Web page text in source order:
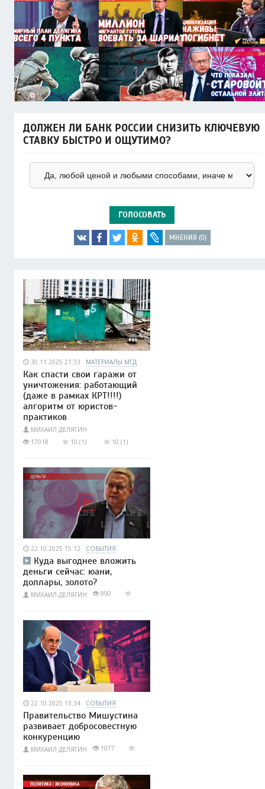
ДОЛЖЕН ЛИ БАНК РОССИИ СНИЗИТЬ КЛЮЧЕВУЮ
СТАВКУ БЫСТРО И ОЩУТИМО?
ГОЛОСОВАТЬ
МНЕНИЯ (0)
30.11.2025 21:33 МАТЕРИАЛЫ МГД
Как спасти свои гаражи от
уничтожения: работающий
(даже в рамках КРТ!!!!)
алгоритм от юристов-
практиков
МИХАИЛ ДЕЛЯГИН
17018
10 (1) 10 (1)
22.10.2025 15:12 СОБЫТИЯ
Куда выгоднее вложить
деньги сейчас: юани,
доллары, золото?
МИХАИЛ ДЕЛЯГИН 990
22.10.2025 13:34 СОБЫТИЯ
Правительство Мишустина
развивает добросовестную
конкуренцию
МИХАИЛ ДЕЛЯГИН 1077